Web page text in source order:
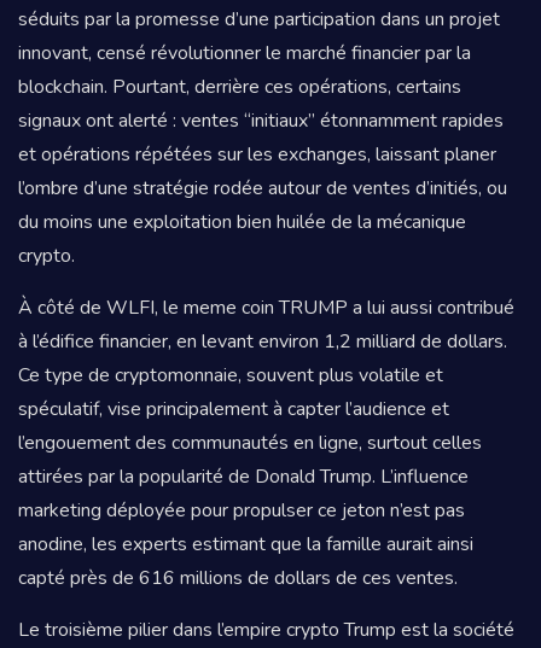
séduits par la promesse d’une participation dans un projet
innovant, censé révolutionner le marché financier par la
blockchain. Pourtant, derrière ces opérations, certains
signaux ont alerté : ventes “initiaux” étonnamment rapides
et opérations répétées sur les exchanges, laissant planer
l’ombre d’une stratégie rodée autour de ventes d’initiés, ou
du moins une exploitation bien huilée de la mécanique
crypto.
À côté de WLFI, le meme coin TRUMP a lui aussi contribué
à l’édifice financier, en levant environ 1,2 milliard de dollars.
Ce type de cryptomonnaie, souvent plus volatile et
spéculatif, vise principalement à capter l’audience et
l’engouement des communautés en ligne, surtout celles
attirées par la popularité de Donald Trump. L’influence
marketing déployée pour propulser ce jeton n’est pas
anodine, les experts estimant que la famille aurait ainsi
capté près de 616 millions de dollars de ces ventes.
Le troisième pilier dans l’empire crypto Trump est la société